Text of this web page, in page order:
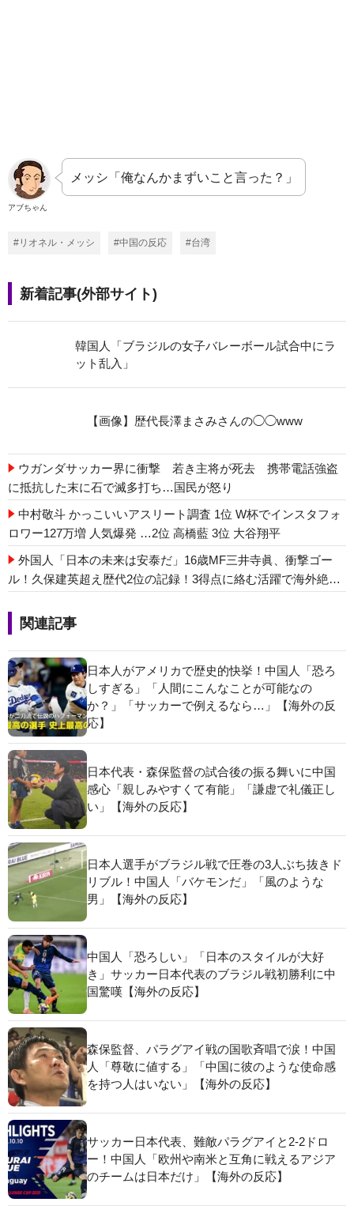
アブちゃん
メッシ「俺なんかまずいこと言った？」
#リオネル・メッシ #中国の反応 #台湾
新着記事(外部サイト)
韓国人「ブラジルの女子バレーボール試合中にラ
ット乱入」
【画像】歴代長澤まさみさんの◯◯www
ウガンダサッカー界に衝撃 若き主将が死去 携帯電話強盗
に抵抗した末に石で滅多打ち…国民が怒り
中村敬斗 かっこいいアスリート調査 1位 W杯でインスタフォ
ロワー127万増 人気爆発 …2位 高橋藍 3位 大谷翔平
外国人「日本の未来は安泰だ」16歳MF三井寺眞、衝撃ゴー
ル！久保建英超え歴代2位の記録！3得点に絡む活躍で海外絶
関連記事
日本人がアメリカで歴史的快挙！中国人「恐ろ
しすぎる」「人間にこんなことが可能なの
か？」「サッカーで例えるなら…」【海外の反
応】
日本代表・森保監督の試合後の振る舞いに中国
感心「親しみやすくて有能」「謙虚で礼儀正し
い」【海外の反応】
日本人選手がブラジル戦で圧巻の3人ぶち抜きド
リブル！中国人「バケモンだ」「風のような
男」【海外の反応】
中国人「恐ろしい」「日本のスタイルが大好
き」サッカー日本代表のブラジル戦初勝利に中
国驚嘆【海外の反応】
森保監督、パラグアイ戦の国歌斉唱で涙！中国
人「尊敬に値する」「中国に彼のような使命感
を持つ人はいない」【海外の反応】
サッカー日本代表、難敵パラグアイと2-2ドロ
ー！中国人「欧州や南米と互角に戦えるアジア
のチームは日本だけ」【海外の反応】